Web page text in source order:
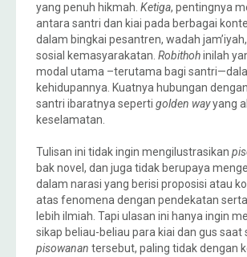
yang penuh hikmah. Ketiga, pentingnya
antara santri dan kiai pada berbagai
dalam bingkai pesantren, wadah
sosial kemasyarakatan. Robithohinilah
modal utama –terutama bagi
kehidupannya. Kuatnya hubungan
santri ibaratnya seperti golden wayyang
keselamatan.
Tulisan ini tidak ingin mengilustrasikan
bak novel, dan juga tidak berupaya
dalam narasi yang berisi proposisi atau
atas fenomena dengan pendekatan
lebih ilmiah. Tapi ulasan ini hanya ingin
sikap beliau-beliau para kiai dan gus saat
pisowanan tersebut, paling tidak dengan